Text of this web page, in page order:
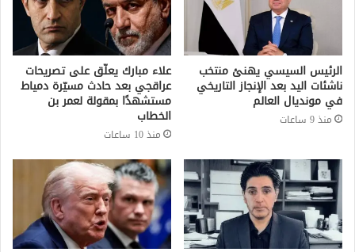
الرئيس السيسي يهنئ منتخب
ناشئات اليد بعد الإنجاز التاريخي
في مونديال العالم
منذ 9 ساعات
علاء مبارك يعلّق على تصريحات
عراقجي بعد حادث مسيّرة دمياط
مستشهدًا بمقولة لعمر بن
الخطاب
منذ 10 ساعات